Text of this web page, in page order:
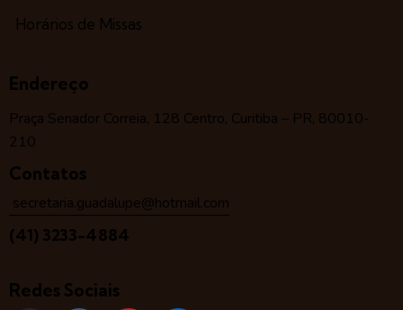
Horários de Missas
Endereço
Praça Senador Correia, 128 Centro, Curitiba – PR, 80010-
210
Contatos
secretaria.guadalupe@hotmail.com
(41) 3233-4884
Redes Sociais